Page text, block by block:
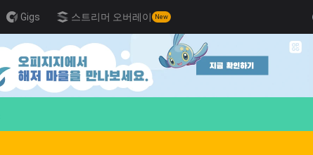
Gigs 스트리머 오버레이 New